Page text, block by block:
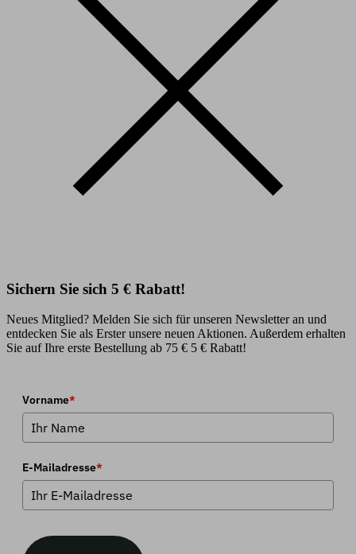
Sichern Sie sich 5 € Rabatt!
Neues Mitglied? Melden Sie sich für unseren Newsletter an und
entdecken Sie als Erster unsere neuen Aktionen. Außerdem erhalten
Sie auf Ihre erste Bestellung ab 75 € 5 € Rabatt!
Vorname*
E-Mailadresse*